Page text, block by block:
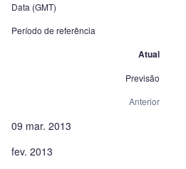
Data (GMT)
Período de referência
Atual
Previsão
Anterior
09 mar. 2013
fev. 2013